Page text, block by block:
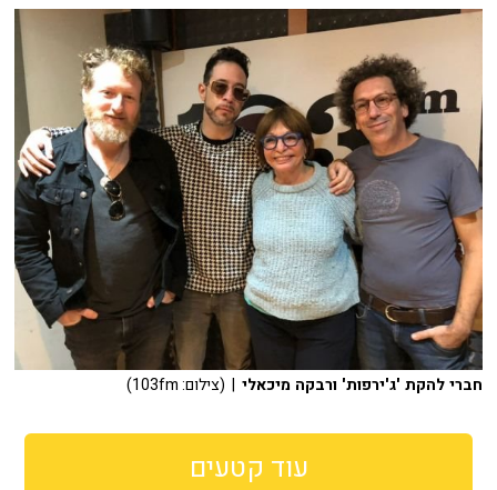
חברי להקת 'ג'ירפות' ורבקה מיכאלי | (צילום: 103fm)
עוד קטעים